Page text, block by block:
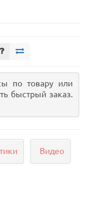
по товару или
быстрый заказ.
Видео